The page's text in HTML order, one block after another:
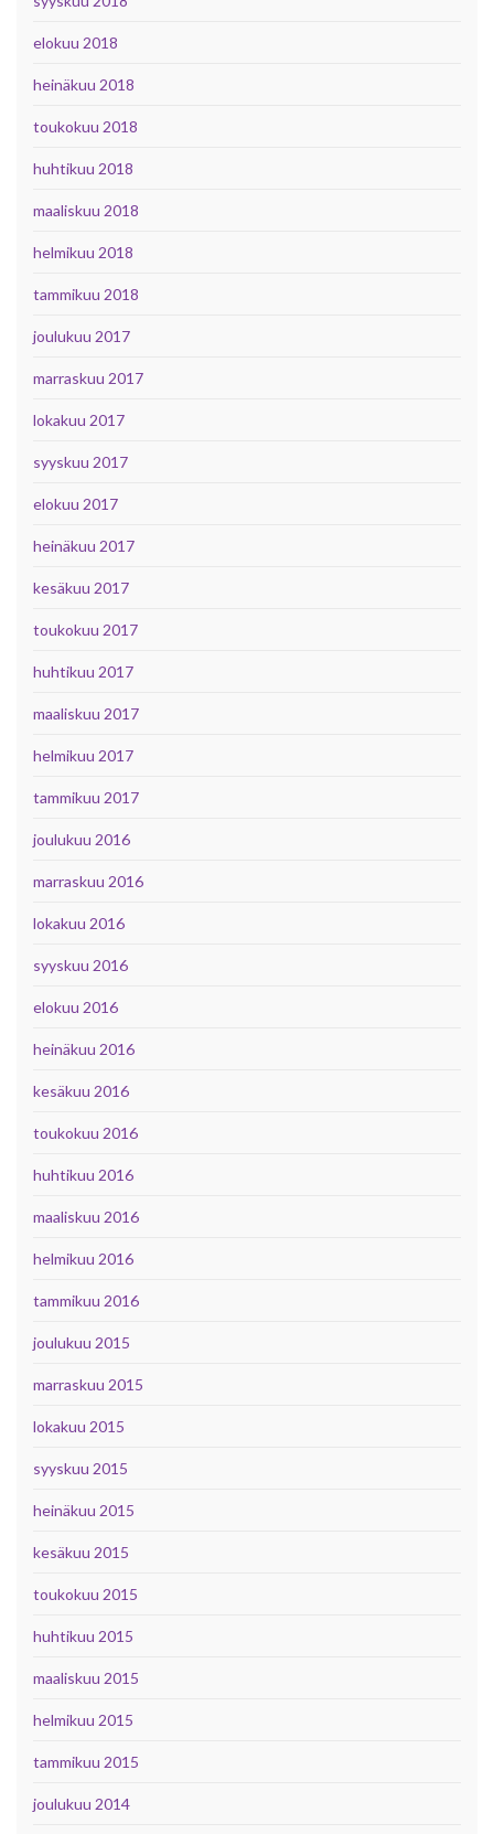
elokuu 2018
heinäkuu 2018
toukokuu 2018
huhtikuu 2018
maaliskuu 2018
helmikuu 2018
tammikuu 2018
joulukuu 2017
marraskuu 2017
lokakuu 2017
syyskuu 2017
elokuu 2017
heinäkuu 2017
kesäkuu 2017
toukokuu 2017
huhtikuu 2017
maaliskuu 2017
helmikuu 2017
tammikuu 2017
joulukuu 2016
marraskuu 2016
lokakuu 2016
syyskuu 2016
elokuu 2016
heinäkuu 2016
kesäkuu 2016
toukokuu 2016
huhtikuu 2016
maaliskuu 2016
helmikuu 2016
tammikuu 2016
joulukuu 2015
marraskuu 2015
lokakuu 2015
syyskuu 2015
heinäkuu 2015
kesäkuu 2015
toukokuu 2015
huhtikuu 2015
maaliskuu 2015
helmikuu 2015
tammikuu 2015
joulukuu 2014